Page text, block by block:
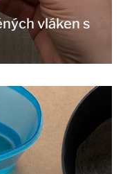
vláken s